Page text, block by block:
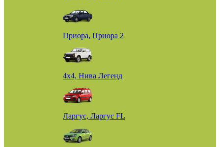
Приора, Приора 2
4х4, Нива Легенд
Ларгус, Ларгус FL